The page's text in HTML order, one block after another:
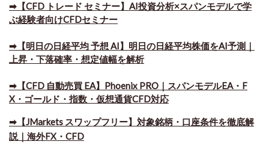
➡【CFD トレード セミナー】AI投資分析×スパンモデルで学
ぶ経験者向けCFDセミナー
➡【明日の日経平均 予想 AI】明日の日経平均株価をAI予測｜
上昇・下落確率・想定値幅を解析
➡​【CFD 自動売買 EA】Phoenix PRO｜スパンモデルEA・F
X・ゴールド・指数・仮想通貨CFD対応
➡​【JMarkets スワップフリー】対象銘柄・口座条件を徹底解
説｜海外FX・CFD